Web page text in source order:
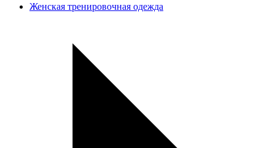
Женская тренировочная одежда